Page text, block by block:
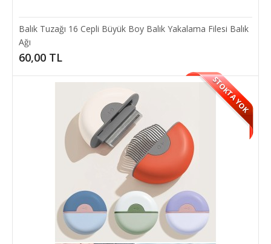
Avuç İçi Kedi Köpek Pire Tarağı
Kedi ve köpekler için tasarlanmış avuç içi pire tarağı.Ürün
Özellikleri;Kedi ve köpekleri bit ve pir..
SEPETE EKLE
Balık Tuzağı 16 Cepli Büyük Boy Balık Yakalama Filesi Balık
Ağı
60,00 TL
STOKTA YOK